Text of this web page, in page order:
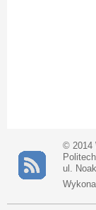
© 2014
ul.